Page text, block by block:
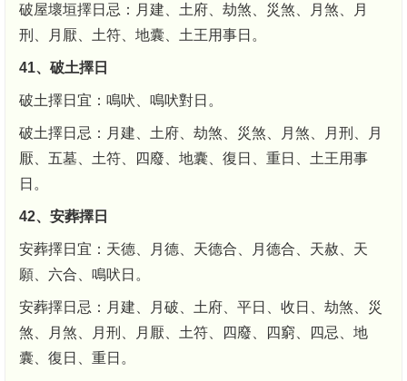
破屋壞垣擇日忌：月建、土府、劫煞、災煞、月煞、月
刑、月厭、土符、地囊、土王用事日。
41、破土擇日
破土擇日宜：鳴吠、鳴吠對日。
破土擇日忌：月建、土府、劫煞、災煞、月煞、月刑、月
厭、五墓、土符、四廢、地囊、復日、重日、土王用事
日。
42、安葬擇日
安葬擇日宜：天德、月德、天德合、月德合、天赦、天
願、六合、鳴吠日。
安葬擇日忌：月建、月破、土府、平日、收日、劫煞、災
煞、月煞、月刑、月厭、土符、四廢、四窮、四忌、地
囊、復日、重日。